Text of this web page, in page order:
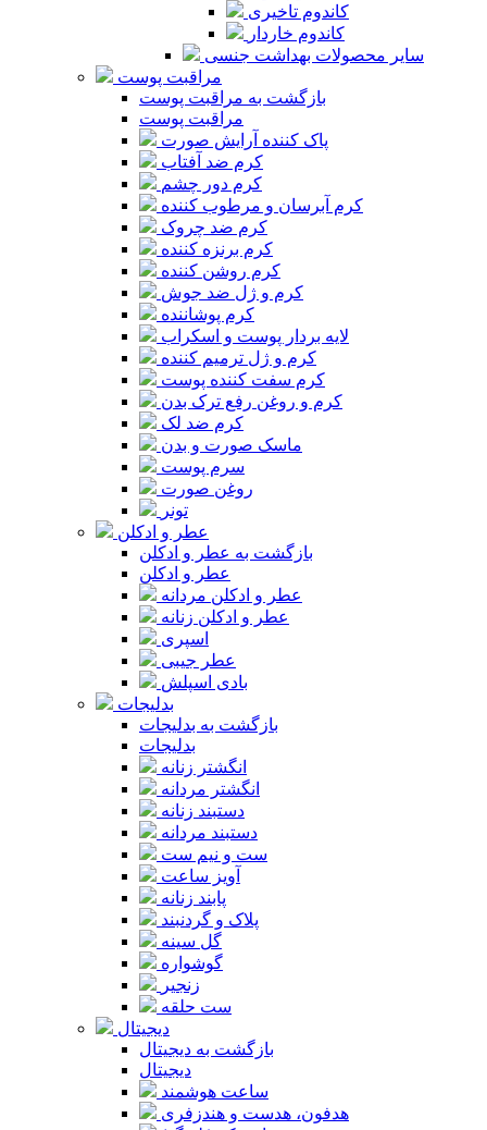
کاندوم تاخیری
کاندوم خاردار
سایر محصولات بهداشت جنسی
مراقبت پوست
بازگشت به مراقبت پوست
مراقبت پوست
پاک کننده آرایش صورت
کرم ضد آفتاب
کرم دور چشم
کرم آبرسان و مرطوب کننده
کرم ضد چروک
کرم برنزه کننده
کرم روشن کننده
کرم و ژل ضد جوش
کرم پوشاننده
لایه بردار پوست و اسکراب
کرم و ژل ترمیم کننده
کرم سفت کننده پوست
کرم و روغن رفع ترک بدن
کرم ضد لک
ماسک صورت و بدن
سرم پوست
روغن صورت
تونر
عطر و ادکلن
بازگشت به عطر و ادکلن
عطر و ادکلن
عطر و ادکلن مردانه
عطر و ادکلن زنانه
اسپری
عطر جیبی
بادی اسپلش
بدلیجات
بازگشت به بدلیجات
بدلیجات
انگشتر زنانه
انگشتر مردانه
دستبند زنانه
دستبند مردانه
ست و نیم ست
آویز ساعت
پابند زنانه
پلاک و گردنبند
گل سینه
گوشواره
زنجیر
ست حلقه
دیجیتال
بازگشت به دیجیتال
دیجیتال
ساعت هوشمند
هدفون، هدست و هندزفری